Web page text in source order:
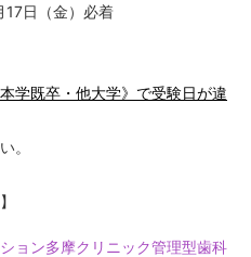
日（金）必着
学既卒・他大学》で受験日が違
。
ョン多摩クリニック管理型歯科